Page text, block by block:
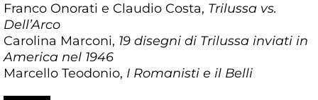
Franco Onorati e Claudio Costa, Trilussa vs.
Dell’Arco
Carolina Marconi, 19 disegni di Trilussa inviati in
America nel 1946
Marcello Teodonio, I Romanisti e il Belli